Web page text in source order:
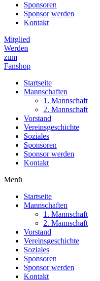
Sponsoren
Sponsor werden
Kontakt
Mitglied
Werden
zum
Fanshop
Startseite
Mannschaften
1. Mannschaft
2. Mannschaft
Vorstand
Vereinsgeschichte
Soziales
Sponsoren
Sponsor werden
Kontakt
Menü
Startseite
Mannschaften
1. Mannschaft
2. Mannschaft
Vorstand
Vereinsgeschichte
Soziales
Sponsoren
Sponsor werden
Kontakt